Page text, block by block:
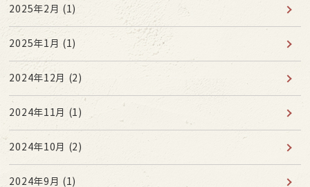
2025年2月 (1)
2025年1月 (1)
2024年12月 (2)
2024年11月 (1)
2024年10月 (2)
2024年9月 (1)